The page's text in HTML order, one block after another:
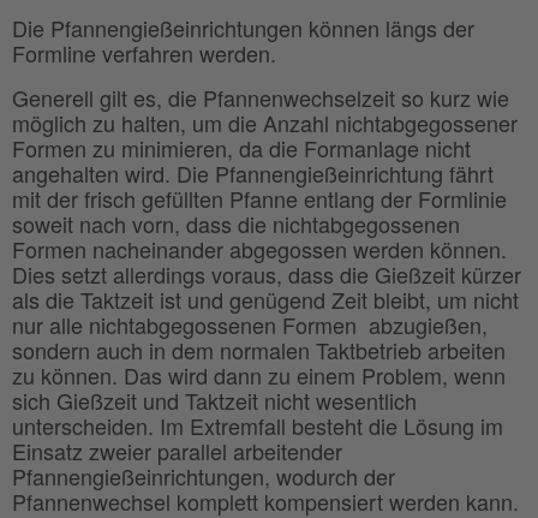
Die Pfannengießeinrichtungen können längs der
Formline verfahren werden.
Generell gilt es, die Pfannenwechselzeit so kurz wie
möglich zu halten, um die Anzahl nichtabgegossener
Formen zu minimieren, da die Formanlage nicht
angehalten wird. Die Pfannengießeinrichtung fährt
mit der frisch gefüllten Pfanne entlang der Formlinie
soweit nach vorn, dass die nichtabgegossenen
Formen nacheinander abgegossen werden können.
Dies setzt allerdings voraus, dass die Gießzeit kürzer
als die Taktzeit ist und genügend Zeit bleibt, um nicht
nur alle nichtabgegossenen Formen abzugießen,
sondern auch in dem normalen Taktbetrieb arbeiten
zu können. Das wird dann zu einem Problem, wenn
sich Gießzeit und Taktzeit nicht wesentlich
unterscheiden. Im Extremfall besteht die Lösung im
Einsatz zweier parallel arbeitender
Pfannengießeinrichtungen, wodurch der
Pfannenwechsel komplett kompensiert werden kann.